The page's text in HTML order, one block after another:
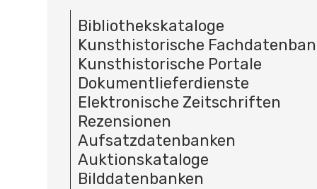
Bibliothekskataloge
Kunsthistorische
Kunsthistorische Portale
Dokumentlieferdienste
Elektronische Zeitschriften
Rezensionen
Aufsatzdatenbanken
Auktionskataloge
Bilddatenbanken